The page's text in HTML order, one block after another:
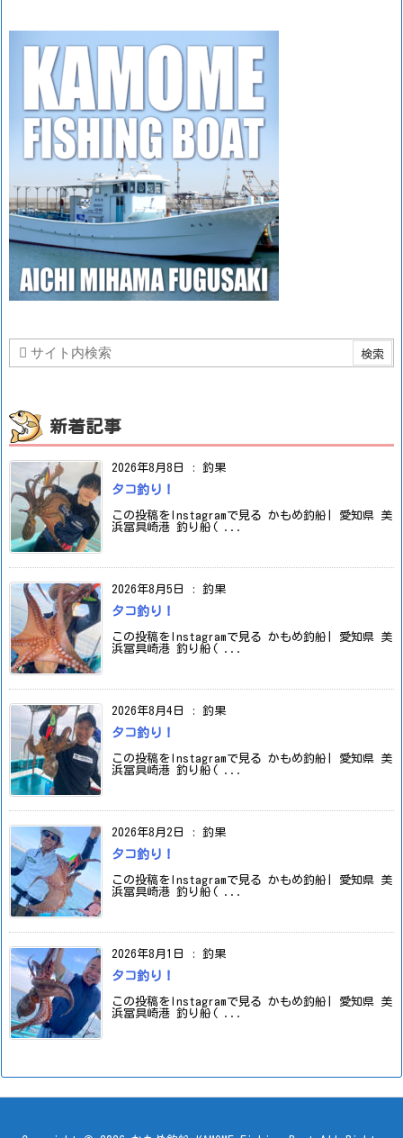
新着記事
2026年8月8日 : 釣果
タコ釣り！
この投稿をInstagramで見る かもめ釣船| 愛知県 美
浜冨具崎港 釣り船( ...
2026年8月5日 : 釣果
タコ釣り！
この投稿をInstagramで見る かもめ釣船| 愛知県 美
浜冨具崎港 釣り船( ...
2026年8月4日 : 釣果
タコ釣り！
この投稿をInstagramで見る かもめ釣船| 愛知県 美
浜冨具崎港 釣り船( ...
2026年8月2日 : 釣果
タコ釣り！
この投稿をInstagramで見る かもめ釣船| 愛知県 美
浜冨具崎港 釣り船( ...
2026年8月1日 : 釣果
タコ釣り！
この投稿をInstagramで見る かもめ釣船| 愛知県 美
浜冨具崎港 釣り船( ...